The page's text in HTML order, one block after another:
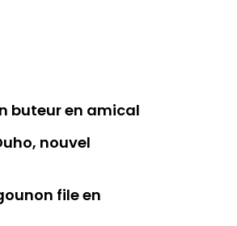
buteur en amical
nouvel
file en